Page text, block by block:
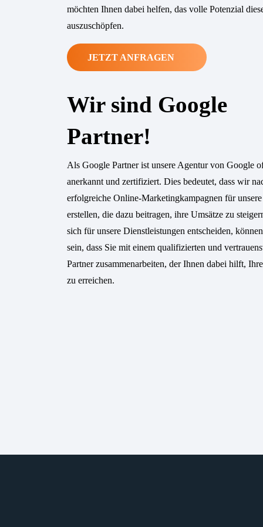
möchten Ihnen dabei helfen, das volle Potenzial
auszuschöpfen.
JETZT ANFRAGEN
Wir sind Google
Partner!
Als Google Partner ist unsere Agentur von Google
anerkannt und zertifiziert. Dies bedeutet, dass wir
erfolgreiche Online-Marketingkampagnen für
erstellen, die dazu beitragen, ihre Umsätze zu
sich für unsere Dienstleistungen entscheiden,
sein, dass Sie mit einem qualifizierten und
Partner zusammenarbeiten, der Ihnen dabei hilft,
zu erreichen.